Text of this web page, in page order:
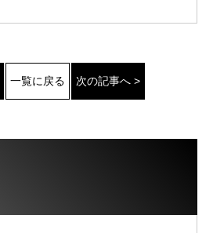
一覧に戻る 次の記事へ >